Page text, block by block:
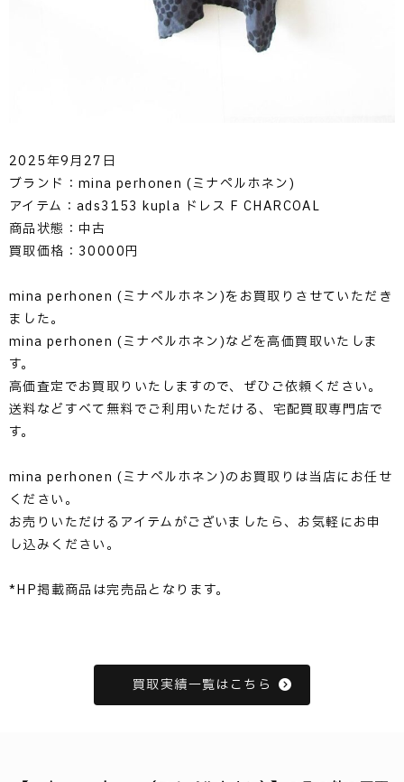
2025年9月27日
ブランド：mina perhonen (ミナペルホネン)
アイテム：ads3153 kupla ドレス F CHARCOAL
商品状態：中古
買取価格：30000円
mina perhonen (ミナペルホネン)をお買取りさせていただき
ました。
mina perhonen (ミナペルホネン)などを高価買取いたしま
す。
高価査定でお買取りいたしますので、ぜひご依頼ください。
送料などすべて無料でご利用いただける、宅配買取専門店で
す。
mina perhonen (ミナペルホネン)のお買取りは当店にお任せ
ください。
お売りいただけるアイテムがございましたら、お気軽にお申
し込みください。
*HP掲載商品は完売品となります。
買取実績一覧はこちら